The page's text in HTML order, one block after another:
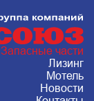
Запасные части
Лизинг
Мотель
Новости